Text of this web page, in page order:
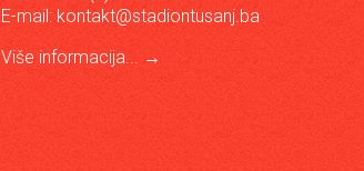
E-mail: kontakt@stadiontusanj.ba
Više informacija... →